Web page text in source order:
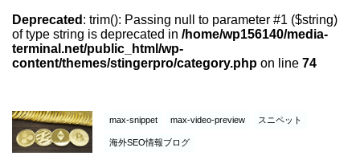
Deprecated : trim(): Passing null to parameter #1 ($string)
of type string is deprecated in /home/wp156140/media-
terminal.net/public_html/wp-
content/themes/stingerpro/category.php on line 74
max-snippet max-video-preview スニペット
海外SEO情報ブログ